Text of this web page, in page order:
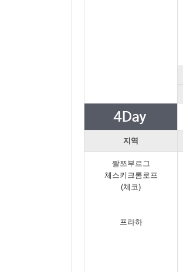
지역
짤쯔부르그
체스키크롬로프
(체코)
프라하